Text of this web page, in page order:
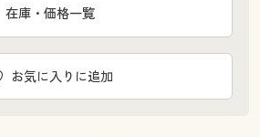
お気に入りに追加
在庫・価格一覧